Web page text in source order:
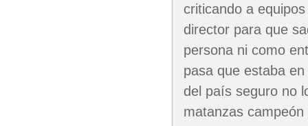
criticando a
director para que
persona ni como
pasa que estaba
del país seguro no
matanzas